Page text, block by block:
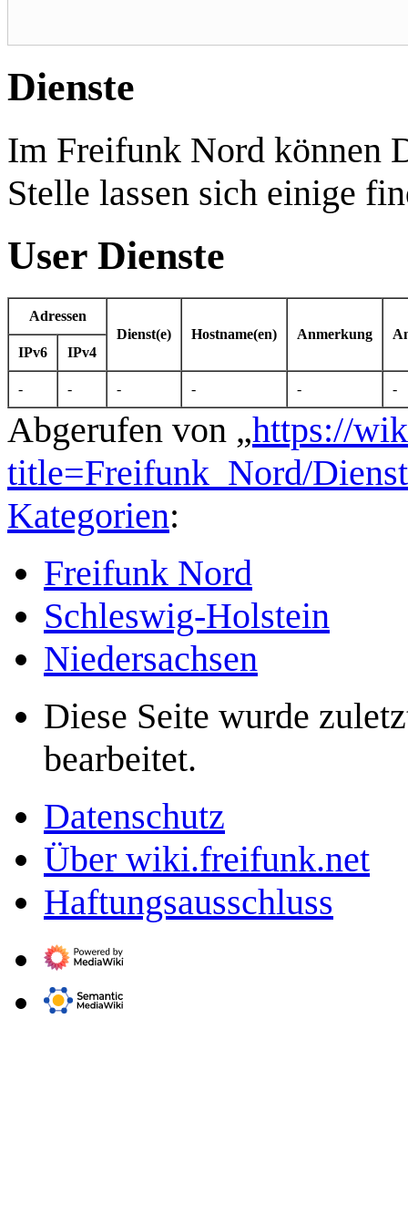
Dienste
Im Freifunk Nord können
Stelle lassen sich einige
User Dienste
Adressen
Dienst(e)
Hostname(en) Anmerkung
IPv6
IPv4
- - - - - -
Abgerufen von „https://
title=Freifunk_Nord/
Kategorien:
Freifunk Nord
Schleswig-Holstein
Niedersachsen
Diese Seite wurde
bearbeitet.
Datenschutz
Über wiki.freifunk.net
Haftungsausschluss